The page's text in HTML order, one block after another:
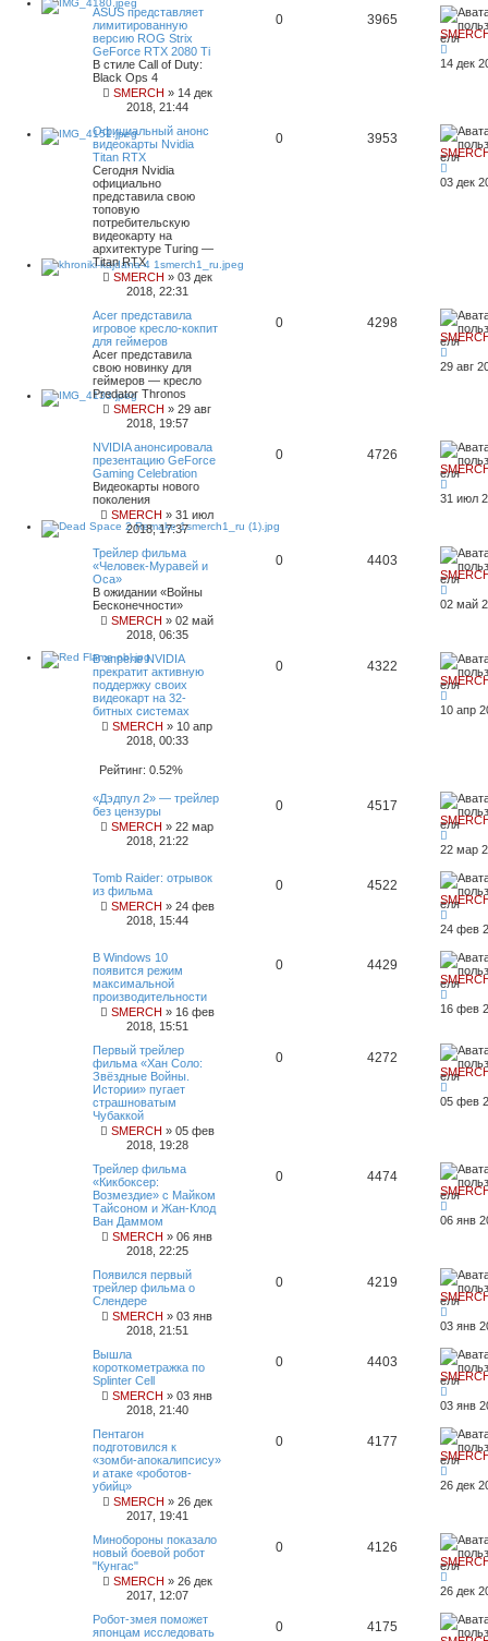
ASUS представляет
лимитированную
версию ROG Strix
GeForce RTX 2080 Ti
В стиле Call of Duty:
Black Ops 4
SMERCH » 14 дек
2018, 21:44
0 3965
14 дек
Официальный анонс
видеокарты Nvidia
Titan RTX
Сегодня Nvidia
официально
представила свою
топовую
потребительскую
видеокарту на
архитектуре Turing —
Titan RTX
SMERCH » 03 дек
2018, 22:31
0 3953
03 дек
Acer представила
игровое кресло-кокпит
для геймеров
Acer представила
свою новинку для
геймеров — кресло
Predator Thronos
SMERCH » 29 авг
2018, 19:57
0 4298
29 авг
NVIDIA анонсировала
презентацию GeForce
Gaming Celebration
Видеокарты нового
поколения
SMERCH » 31 июл
2018, 17:37
0 4726
31 июл
Трейлер фильма
«Человек-Муравей и
Оса»
В ожидании «Войны
Бесконечности»
SMERCH » 02 май
2018, 06:35
0 4403
02 май
В апреле NVIDIA
прекратит активную
поддержку своих
видеокарт на 32-
битных системах
SMERCH » 10 апр
2018, 00:33
Рейтинг: 0.52%
0 4322
10 апр
«Дэдпул 2» — трейлер
без цензуры
SMERCH » 22 мар
2018, 21:22
0 4517
22 мар
Tomb Raider: отрывок
из фильма
SMERCH » 24 фев
2018, 15:44
0 4522
24 фев
В Windows 10
появится режим
максимальной
производительности
SMERCH » 16 фев
2018, 15:51
0 4429
16 фев
Первый трейлер
фильма «Хан Соло:
Звёздные Войны.
Истории» пугает
страшноватым
Чубаккой
SMERCH » 05 фев
2018, 19:28
0 4272
05 фев
Трейлер фильма
«Кикбоксер:
Возмездие» с Майком
Тайсоном и Жан-Клод
Ван Даммом
SMERCH » 06 янв
2018, 22:25
0 4474
06 янв
Появился первый
трейлер фильма о
Слендере
SMERCH » 03 янв
2018, 21:51
0 4219
03 янв
Вышла
короткометражка по
Splinter Cell
SMERCH » 03 янв
2018, 21:40
0 4403
03 янв
Пентагон
подготовился к
«зомби-апокалипсису»
и атаке «роботов-
убийц»
SMERCH » 26 дек
2017, 19:41
0 4177
26 дек
Минобороны показало
новый боевой робот
"Кунгас"
SMERCH » 26 дек
2017, 12:07
0 4126
26 дек
Робот-змея поможет
японцам исследовать
0 4175